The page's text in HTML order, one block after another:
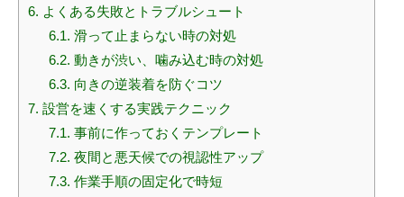
6. よくある失敗とトラブルシュート
6.1. 滑って止まらない時の対処
6.2. 動きが渋い、噛み込む時の対処
6.3. 向きの逆装着を防ぐコツ
7. 設営を速くする実践テクニック
7.1. 事前に作っておくテンプレート
7.2. 夜間と悪天候での視認性アップ
7.3. 作業手順の固定化で時短